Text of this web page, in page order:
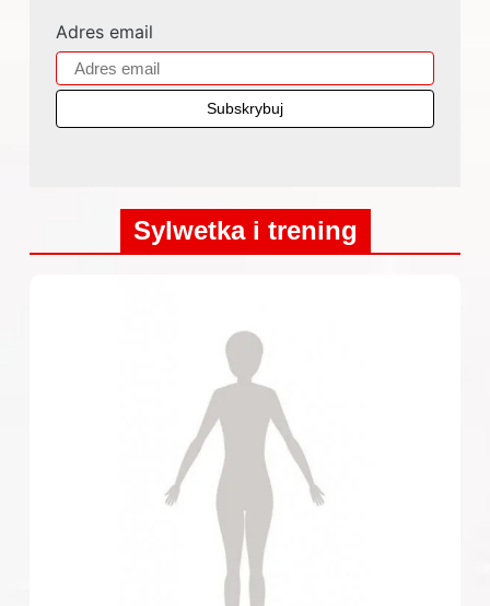
Adres email
Sylwetka i trening